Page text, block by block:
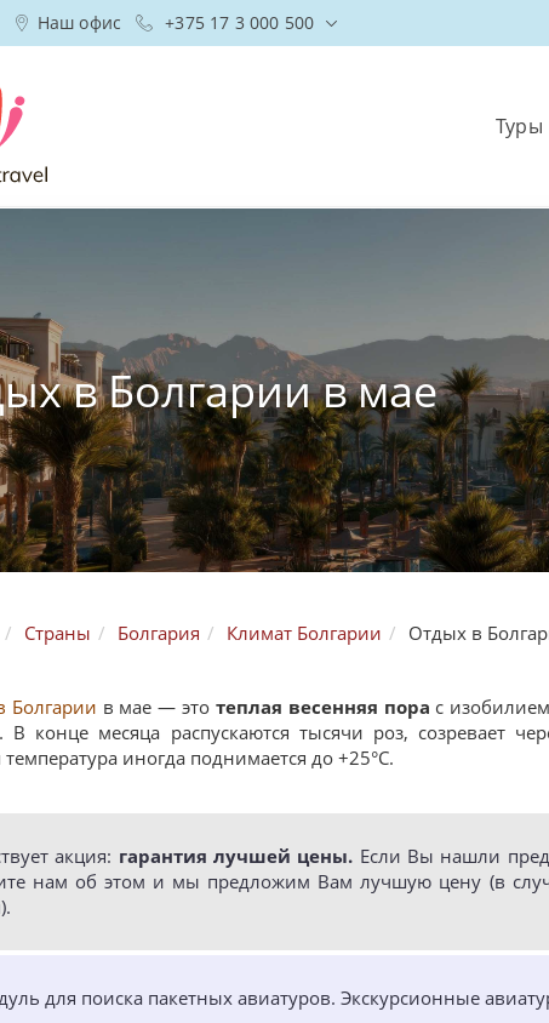
Наш офис +375 17 3 000 500
Туры
в Болгарии в мае
Страны Болгария Климат Болгарии Отдых в
Болгарии в мае — это теплая весенняя пора с
В конце месяца распускаются тысячи роз, созревает
иногда поднимается до +25°C.
акция: гарантия лучшей цены. Если Вы нашли
нам об этом и мы предложим Вам лучшую цену (в
для поиска пакетных авиатуров. Экскурсионные